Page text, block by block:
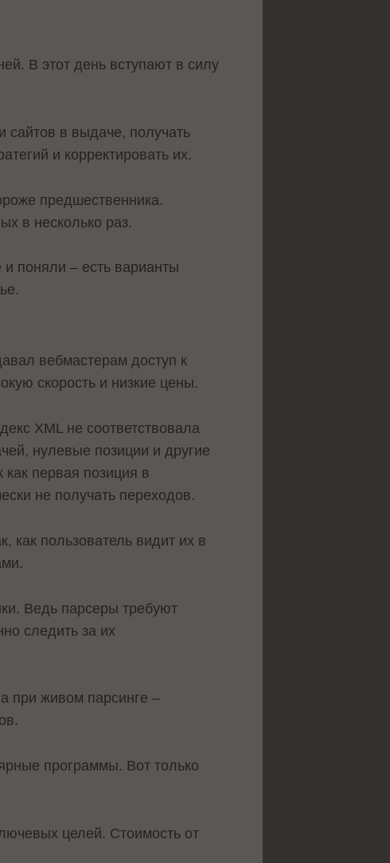
В этот день вступают в силу
сайтов в выдаче, получать
и корректировать их.
предшественника.
в несколько раз.
поняли – есть варианты
вебмастерам доступ к
скорость и низкие цены.
XML не соответствовала
нулевые позиции и другие
первая позиция в
не получать переходов.
как пользователь видит их в
Ведь парсеры требуют
следить за их
при живом парсинге –
программы. Вот только
целей. Стоимость от